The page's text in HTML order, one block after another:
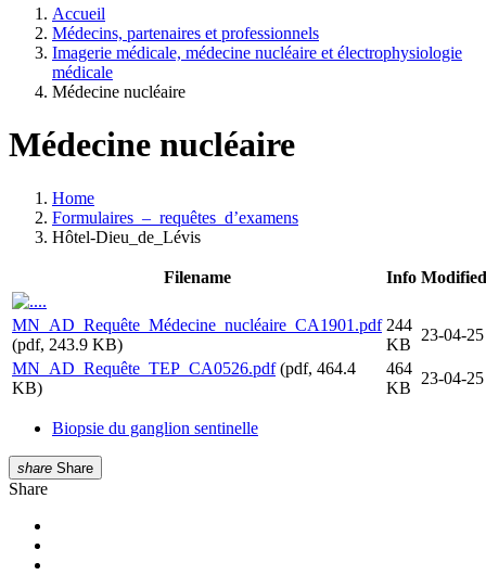
Accueil
Médecins, partenaires et professionnels
Imagerie médicale, médecine nucléaire et électrophysiologie
médicale
Médecine nucléaire
Médecine nucléaire
Home
Formulaires_–_requêtes_d’examens
Hôtel-Dieu_de_Lévis
Filename Info Modified
..
MN_AD_Requête_Médecine_nucléaire_CA1901.pdf
(pdf, 243.9 KB)
244
KB
23-04-25
MN_AD_Requête_TEP_CA0526.pdf(pdf, 464.4
KB)
464
KB
23-04-25
Biopsie du ganglion sentinelle
share Share
Share